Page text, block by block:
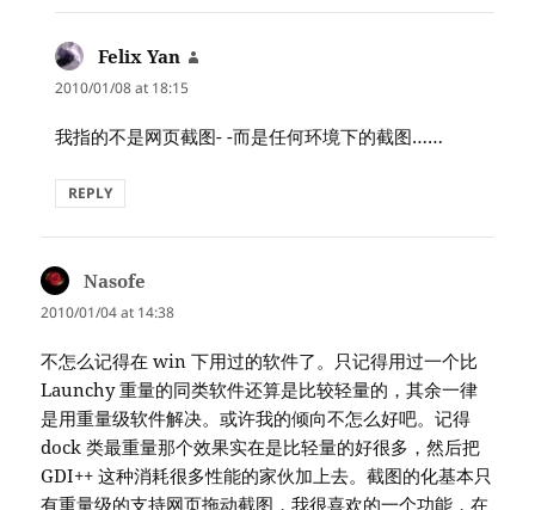
Felix Yan
2010/01/08 at 18:15
我指的不是网页截图- -而是任何环境下的截图……
REPLY
Nasofe
2010/01/04 at 14:38
不怎么记得在 win 下用过的软件了。只记得用过一个比
Launchy 重量的同类软件还算是比较轻量的，其余一律
是用重量级软件解决。或许我的倾向不怎么好吧。记得
dock 类最重量那个效果实在是比轻量的好很多，然后把
GDI++ 这种消耗很多性能的家伙加上去。截图的化基本只
有重量级的支持网页拖动截图，我很喜欢的一个功能，在